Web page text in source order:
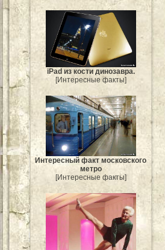
iPad из кости динозавра.
[Интересные факты]
Интересный факт московского
метро
[Интересные факты]